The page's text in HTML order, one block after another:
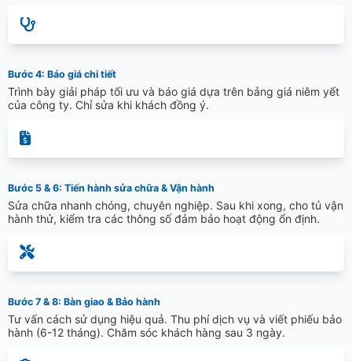
Bước 4: Báo giá chi tiết
Trình bày giải pháp tối ưu và báo giá dựa trên bảng giá niêm yết
của công ty. Chỉ sửa khi khách đồng ý.
Bước 5 & 6: Tiến hành sửa chữa & Vận hành
Sửa chữa nhanh chóng, chuyên nghiệp. Sau khi xong, cho tủ vận
hành thử, kiểm tra các thông số đảm bảo hoạt động ổn định.
Bước 7 & 8: Bàn giao & Bảo hành
Tư vấn cách sử dụng hiệu quả. Thu phí dịch vụ và viết phiếu bảo
hành (6-12 tháng). Chăm sóc khách hàng sau 3 ngày.